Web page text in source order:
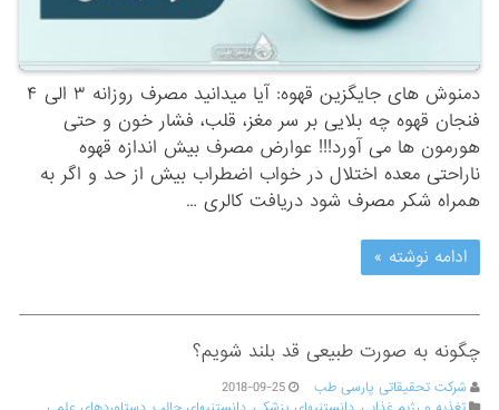
دمنوش های جایگزین قهوه: آیا میدانید مصرف روزانه ۳ الی ۴
فنجان قهوه چه بلایی بر سر مغز، قلب، فشار خون‌ و حتی
هورمون ها می آورد!!! عوارض مصرف بیش اندازه قهوه
ناراحتی معده اختلال در خواب اضطراب بیش از حد و اگر به
همراه شکر مصرف شود دریافت کالری …
ادامه نوشته »
چگونه به صورت طبیعی قد بلند شویم؟
شرکت تحقیقاتی پارسی طب
2018-09-25